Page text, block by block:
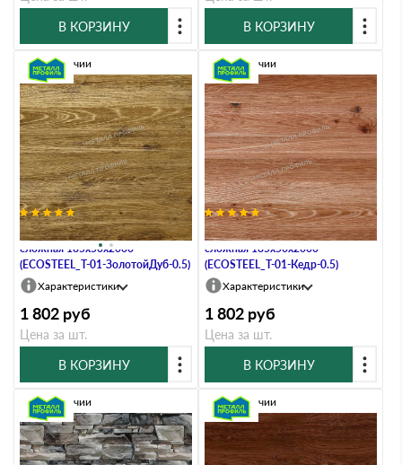
В КОРЗИНУ
В КОРЗИНУ
Планка карнизного свеса
сложная 185х50х2000
(ECOSTEEL_T-01-ЗолотойДуб-0.5)
В наличии
Характеристики
1 802 руб
Цена за шт.
В КОРЗИНУ
Планка карнизного свеса
сложная 185х50х2000
(ECOSTEEL_T-01-Кедр-0.5)
В наличии
Характеристики
1 802 руб
Цена за шт.
В КОРЗИНУ
В наличии В наличии